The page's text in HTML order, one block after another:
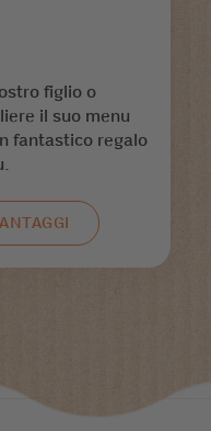
figlio o
il suo menu
fantastico regalo